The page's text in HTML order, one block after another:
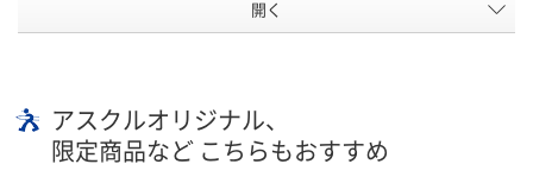
開く
アスクルオリジナル、
限定商品など こちらもおすすめ